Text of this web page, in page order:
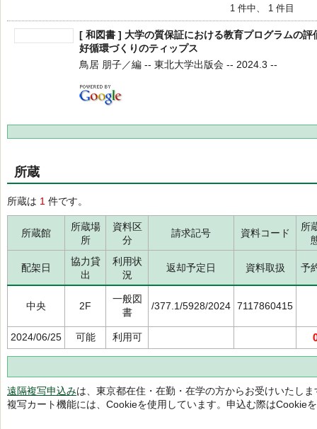
1 件中、 1 件目
[ 和図書 ] 大学の質保証における教育プログラムの評
好循環づくりのティップス
鳥居 朋子／編 -- 東北大学出版会 -- 2024.3 --
所蔵
所蔵は 1 件です。
所蔵館
所蔵場
所
資料区
分
請求記号 資料コード
所
配架日
協力貸
出
利用状
況
返却予定日 資料取扱 予
中央 2F
一般図
書
/377.1/5928/2024 7117860415
2024/06/25 可能 利用可
遠隔複写申込みは、東京都在住・在勤・在学の方からお受けいたしま
複写カート機能には、Cookieを使用しています。申込む際はCookie